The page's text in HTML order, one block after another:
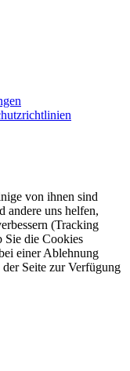
von ihnen sind
andere uns helfen,
(Tracking
Sie die Cookies
einer Ablehnung
Seite zur Verfügung